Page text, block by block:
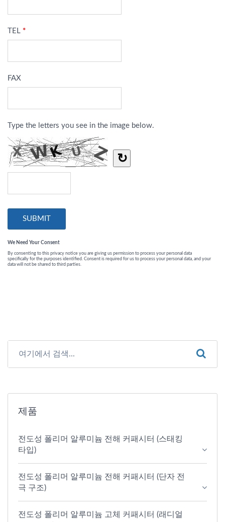
제품
전도성 폴리머 알루미늄 전해 커패시터 (스태킹
타입)
전도성 폴리머 알루미늄 전해 커패시터 (단자 전
극 구조)
전도성 폴리머 알루미늄 고체 커패시터 (래디얼